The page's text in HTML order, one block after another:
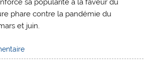
phare contre la pandémie du
et juin.